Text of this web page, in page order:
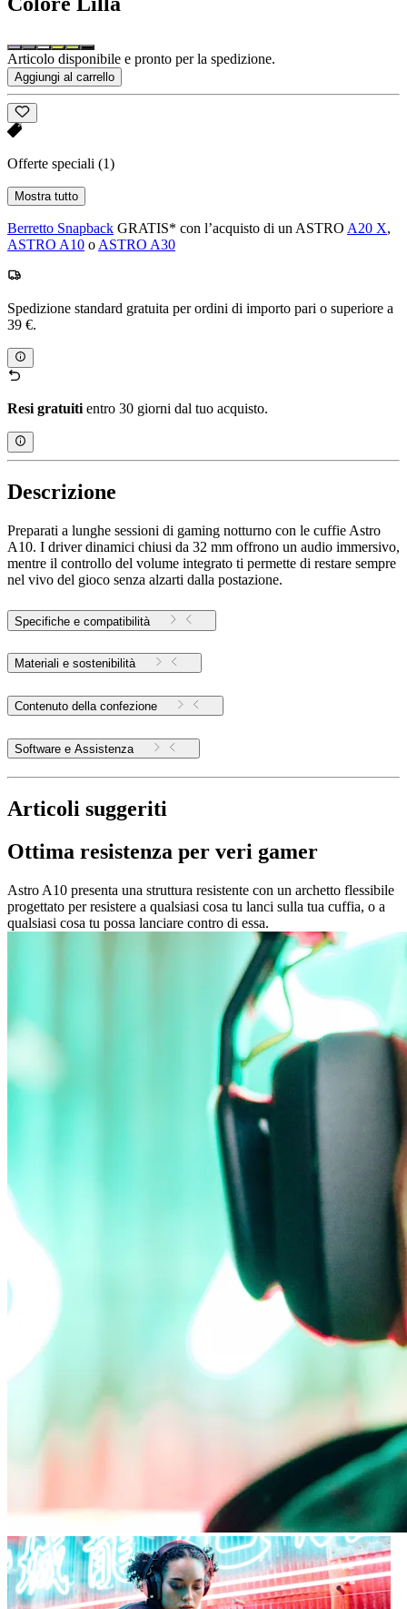
Articolo disponibile e pronto per la spedizione.
Aggiungi al carrello
Offerte speciali (1)
Mostra tutto
Berretto Snapback GRATIS* con l’acquisto di un ASTRO A20 X,
ASTRO A10 o ASTRO A30
Spedizione standard gratuita per ordini di importo pari o superiore a
39 €.
Resi gratuitientro 30 giorni dal tuo acquisto.
Descrizione
Preparati a lunghe sessioni di gaming notturno con le cuffie Astro
A10. I driver dinamici chiusi da 32 mm offrono un audio immersivo,
mentre il controllo del volume integrato ti permette di restare sempre
nel vivo del gioco senza alzarti dalla postazione.
Specifiche e compatibilità
Materiali e sostenibilità
Contenuto della confezione
Software e Assistenza
Articoli suggeriti
Ottima resistenza per veri gamer
Astro A10 presenta una struttura resistente con un archetto flessibile
progettato per resistere a qualsiasi cosa tu lanci sulla tua cuffia, o a
qualsiasi cosa tu possa lanciare contro di essa.